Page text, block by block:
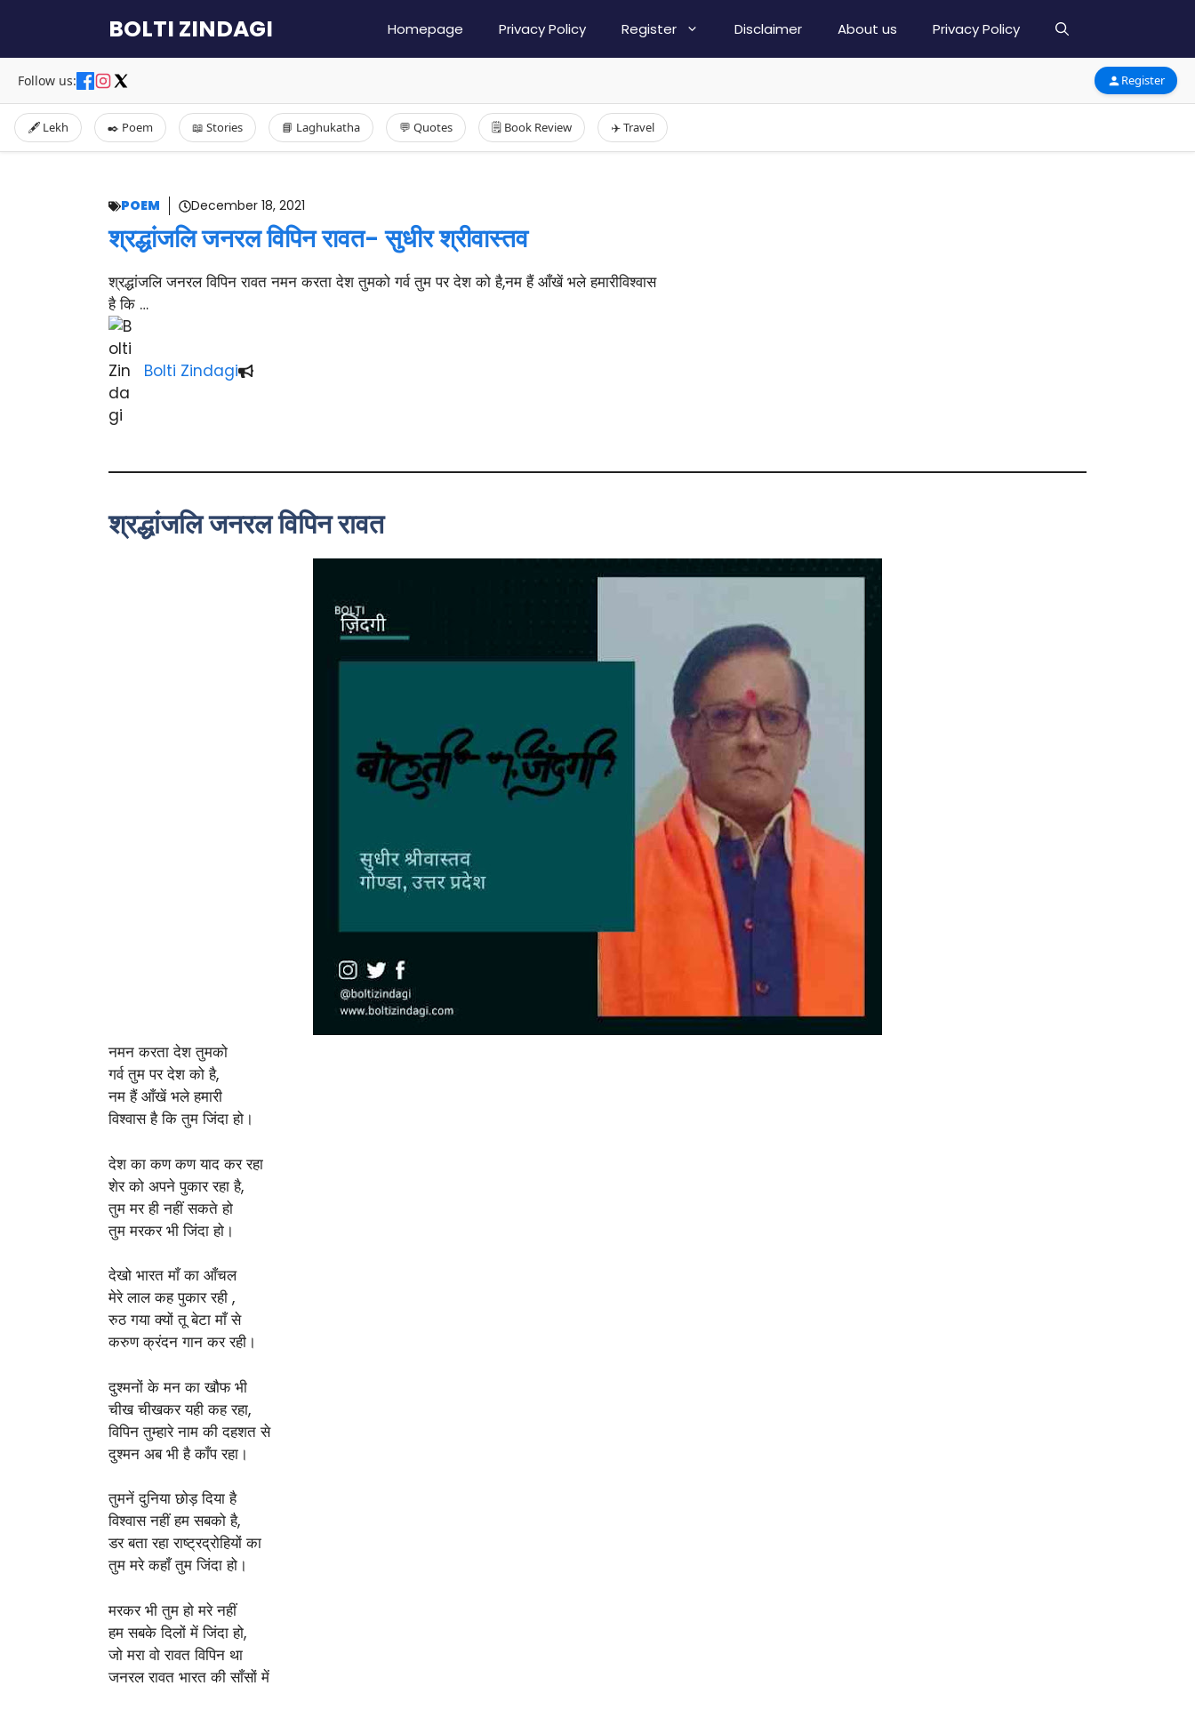
content
BOLTI ZINDAGI Homepage Privacy Policy Register Disclaimer About us Privacy Policy
Follow us: Register
🖋️ Lekh ✒️ Poem 📖 Stories 📘 Laghukatha 💬 Quotes 🗒️ Book Review ✈️ Travel
POEM December 18, 2021
श्रद्धांजलि जनरल विपिन रावत- सुधीर श्रीवास्तव
श्रद्धांजलि जनरल विपिन रावत नमन करता देश तुमको गर्व तुम पर देश को है,नम हैं आँखें भले हमारीविश्वास
है कि …
Bolti Zindagi
श्रद्धांजलि जनरल विपिन रावत
नमन करता देश तुमको
गर्व तुम पर देश को है,
नम हैं आँखें भले हमारी
विश्वास है कि तुम जिंदा हो।
देश का कण कण याद कर रहा
शेर को अपने पुकार रहा है,
तुम मर ही नहीं सकते हो
तुम मरकर भी जिंदा हो।
देखो भारत माँ का आँचल
मेरे लाल कह पुकार रही ,
रुठ गया क्यों तू बेटा माँ से
करुण क्रंदन गान कर रही।
दुश्मनों के मन का खौफ भी
चीख चीखकर यही कह रहा,
विपिन तुम्हारे नाम की दहशत से
दुश्मन अब भी है काँप रहा।
तुमनें दुनिया छोड़ दिया है
विश्वास नहीं हम सबको है,
डर बता रहा राष्ट्रद्रोहियों का
तुम मरे कहाँ तुम जिंदा हो।
मरकर भी तुम हो मरे नहीं
हम सबके दिलों में जिंदा हो,
जो मरा वो रावत विपिन था
जनरल रावत भारत की साँसों में